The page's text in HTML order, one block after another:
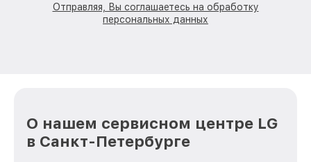
Отправляя, Вы соглашаетесь на обработку
персональных данных
О нашем сервисном центре LG
в Санкт-Петербурге